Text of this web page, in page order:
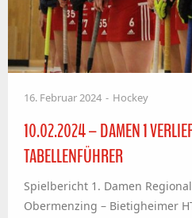
16. Februar 2024 Hockey
10.02.2024 – DAMEN 1
TABELLENFÜHRER
Spielbericht 1. Damen
Obermenzing – Bietigheimer